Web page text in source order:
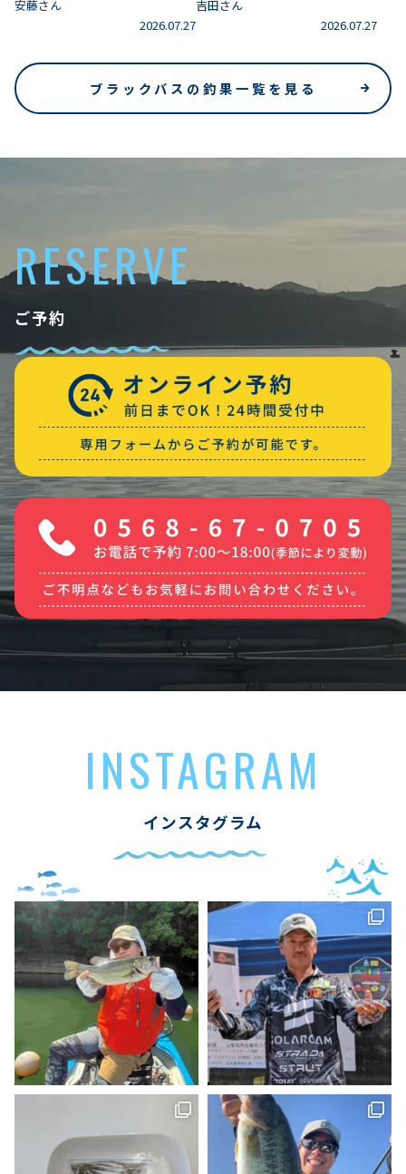
安藤さん
2026.07.27
吉田さん
2026.07.27
ブラックバスの釣果一覧を見る
RESERVE
ご予約
INSTAGRAM
インスタグラム